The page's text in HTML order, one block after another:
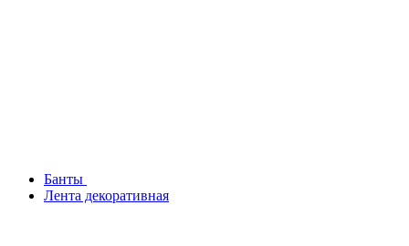
Банты
Лента декоративная